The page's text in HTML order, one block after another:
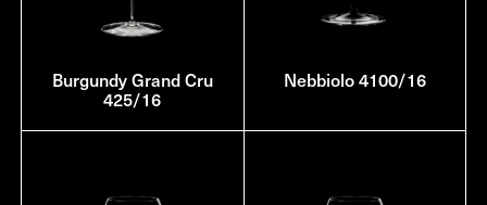
Burgundy Grand Cru
425/16
Nebbiolo 4100/16